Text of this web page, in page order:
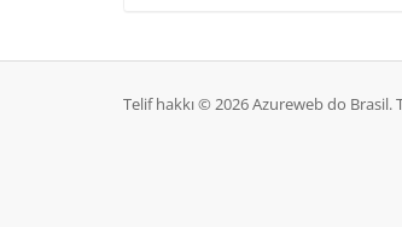
Telif hakkı © 2026 Azureweb do Brasil.